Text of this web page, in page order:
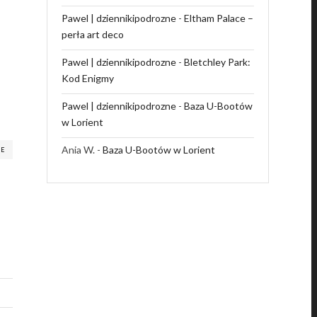
Pawel | dziennikipodrozne- Eltham Palace –
perła art deco
Pawel | dziennikipodrozne- Bletchley Park:
Kod Enigmy
Pawel | dziennikipodrozne- Baza U-Bootów
w Lorient
Ania W.- Baza U-Bootów w Lorient